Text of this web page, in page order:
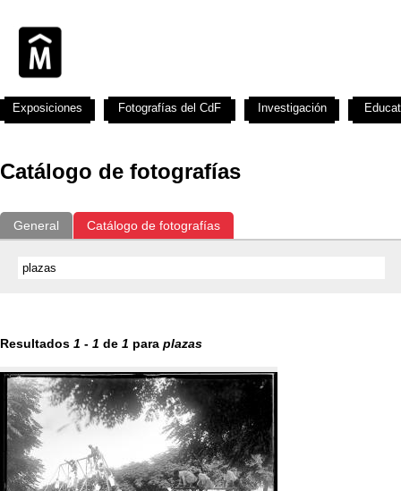
Catálogo de fotografías
General Catálogo de fotografías
Resultados 1 - 1 de 1 para plazas
Exposiciones Fotografías del CdF Investigación